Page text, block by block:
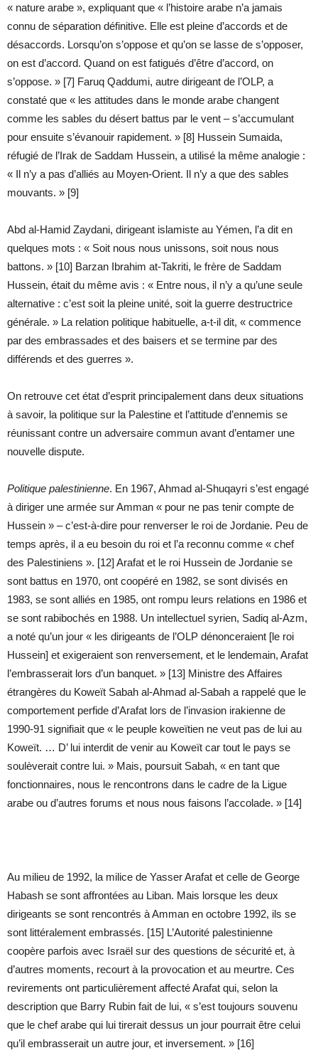
« nature arabe », expliquant que « l’histoire arabe n’a jamais
connu de séparation définitive. Elle est pleine d’accords et de
désaccords. Lorsqu’on s’oppose et qu’on se lasse de s’opposer,
on est d’accord. Quand on est fatigués d’être d’accord, on
s’oppose. » [7] Faruq Qaddumi, autre dirigeant de l’OLP, a
constaté que « les attitudes dans le monde arabe changent
comme les sables du désert battus par le vent – s’accumulant
pour ensuite s’évanouir rapidement. » [8] Hussein Sumaida,
réfugié de l’Irak de Saddam Hussein, a utilisé la même analogie :
« Il n’y a pas d’alliés au Moyen-Orient. Il n’y a que des sables
mouvants. » [9]
Abd al-Hamid Zaydani, dirigeant islamiste au Yémen, l’a dit en
quelques mots : « Soit nous nous unissons, soit nous nous
battons. » [10] Barzan Ibrahim at-Takriti, le frère de Saddam
Hussein, était du même avis : « Entre nous, il n’y a qu’une seule
alternative : c’est soit la pleine unité, soit la guerre destructrice
générale. » La relation politique habituelle, a-t-il dit, « commence
par des embrassades et des baisers et se termine par des
différends et des guerres ».
On retrouve cet état d’esprit principalement dans deux situations
à savoir, la politique sur la Palestine et l’attitude d’ennemis se
réunissant contre un adversaire commun avant d’entamer une
nouvelle dispute.
Politique palestinienne. En 1967, Ahmad al-Shuqayri s’est engagé
à diriger une armée sur Amman « pour ne pas tenir compte de
Hussein » – c’est-à-dire pour renverser le roi de Jordanie. Peu de
temps après, il a eu besoin du roi et l’a reconnu comme « chef
des Palestiniens ». [12] Arafat et le roi Hussein de Jordanie se
sont battus en 1970, ont coopéré en 1982, se sont divisés en
1983, se sont alliés en 1985, ont rompu leurs relations en 1986 et
se sont rabibochés en 1988. Un intellectuel syrien, Sadiq al-Azm,
a noté qu’un jour « les dirigeants de l’OLP dénonceraient [le roi
Hussein] et exigeraient son renversement, et le lendemain, Arafat
l’embrasserait lors d’un banquet. » [13] Ministre des Affaires
étrangères du Koweït Sabah al-Ahmad al-Sabah a rappelé que le
comportement perfide d’Arafat lors de l’invasion irakienne de
1990-91 signifiait que « le peuple koweïtien ne veut pas de lui au
Koweït. … D’ lui interdit de venir au Koweït car tout le pays se
soulèverait contre lui. » Mais, poursuit Sabah, « en tant que
fonctionnaires, nous le rencontrons dans le cadre de la Ligue
arabe ou d’autres forums et nous nous faisons l’accolade. » [14]
Au milieu de 1992, la milice de Yasser Arafat et celle de George
Habash se sont affrontées au Liban. Mais lorsque les deux
dirigeants se sont rencontrés à Amman en octobre 1992, ils se
sont littéralement embrassés. [15] L’Autorité palestinienne
coopère parfois avec Israël sur des questions de sécurité et, à
d’autres moments, recourt à la provocation et au meurtre. Ces
revirements ont particulièrement affecté Arafat qui, selon la
description que Barry Rubin fait de lui, « s’est toujours souvenu
que le chef arabe qui lui tirerait dessus un jour pourrait être celui
qu’il embrasserait un autre jour, et inversement. » [16]